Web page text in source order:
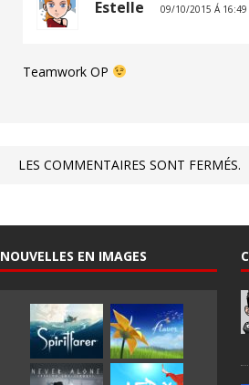
Estelle 09/10/2015 Á 16:49
Teamwork OP
LES COMMENTAIRES SONT FERMÉS.
NOUVELLES EN IMAGES